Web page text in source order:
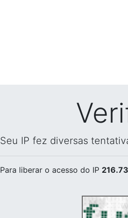
Seu IP fez diversas
Para liberar o acesso do IP